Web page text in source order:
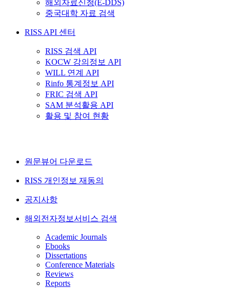
해외자료신청(E-DDS)
중국대학 자료 검색
RISS API 센터
RISS 검색 API
KOCW 강의정보 API
WILL 연계 API
Rinfo 통계정보 API
FRIC 검색 API
SAM 분석활용 API
활용 및 참여 현황
원문뷰어 다운로드
RISS 개인정보 재동의
공지사항
해외전자정보서비스 검색
Academic Journals
Ebooks
Dissertations
Conference Materials
Reviews
Reports